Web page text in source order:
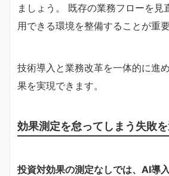
ましょう。 既存の業務フローを見
用できる環境を整備することが重要
技術導入と業務改革を一体的に進
果を実現できます。
効果測定を怠ってしまう失敗
投資対効果の測定なしでは、AI導